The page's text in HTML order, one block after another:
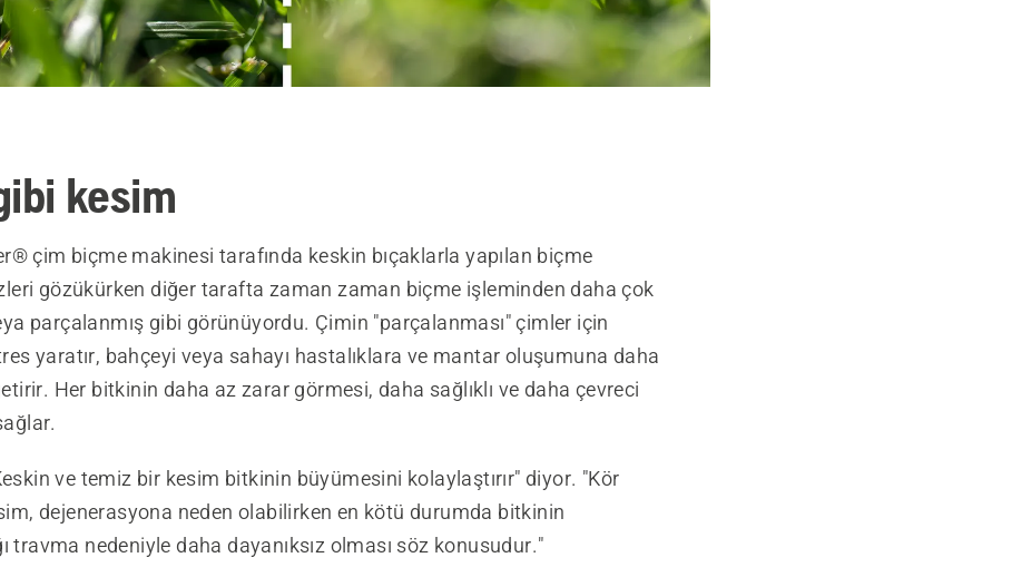
kesim
çim biçme makinesi tarafında keskin bıçaklarla yapılan biçme
gözükürken diğer tarafta zaman zaman biçme işleminden daha çok
parçalanmış gibi görünüyordu. Çimin "parçalanması" çimler için
yaratır, bahçeyi veya sahayı hastalıklara ve mantar oluşumuna daha
Her bitkinin daha az zarar görmesi, daha sağlıklı ve daha çevreci
ve temiz bir kesim bitkinin büyümesini kolaylaştırır" diyor. "Kör
dejenerasyona neden olabilirken en kötü durumda bitkinin
travma nedeniyle daha dayanıksız olması söz konusudur."